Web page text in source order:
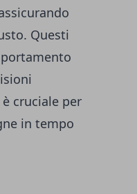
Questi
cruciale per
in tempo